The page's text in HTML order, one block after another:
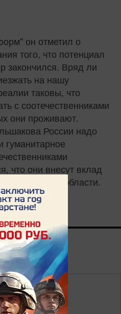
он отметил о
того, что потенциал
закончился. Вряд ли
на нашу
таковы, что
с соотечественниками
они проживают.
России надо
гуманитарное
что они внесут вклад
и иные области.